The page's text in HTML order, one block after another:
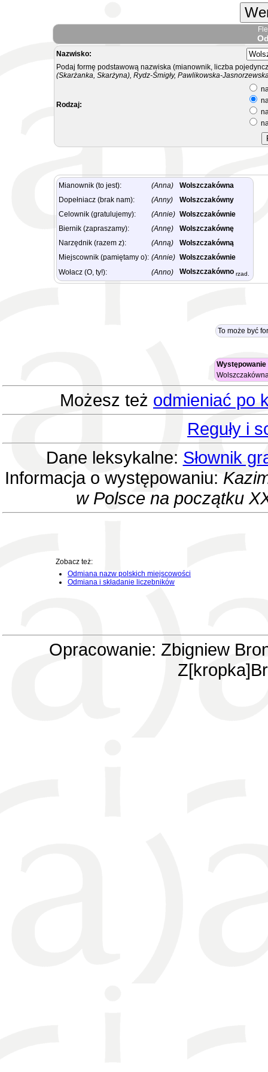
Nazwisko:
Podaj formę podstawową nazwiska (mianownik, liczba
(Skarżanka, Skarżyna), Rydz-Śmigły, Pawlikowska-
Rodzaj:
Mianownik (to jest): (Anna)
Wolszczakówna
Dopełniacz (brak nam):
(Anny)
Wolszczakówny
Celownik (gratulujemy):
(Annie) Wolszczakównie
Biernik (zapraszamy):
(Annę)
Wolszczakównę
Narzędnik (razem z):
(Anną)
Wolszczakówną
Miejscownik (pamiętamy o): (Annie) Wolszczakównie
Wołacz (O, ty!):
(Anno) Wolszczakówno rzad.
To może być
Występowanie
Możesz też odmieniać po
Reguły i
Dane leksykalne: Słownik
Informacja o występowaniu:
w Polsce na początku
Zobacz też:
Odmiana nazw polskich miejscowości
Odmiana i składanie liczebników
Opracowanie: Zbigniew